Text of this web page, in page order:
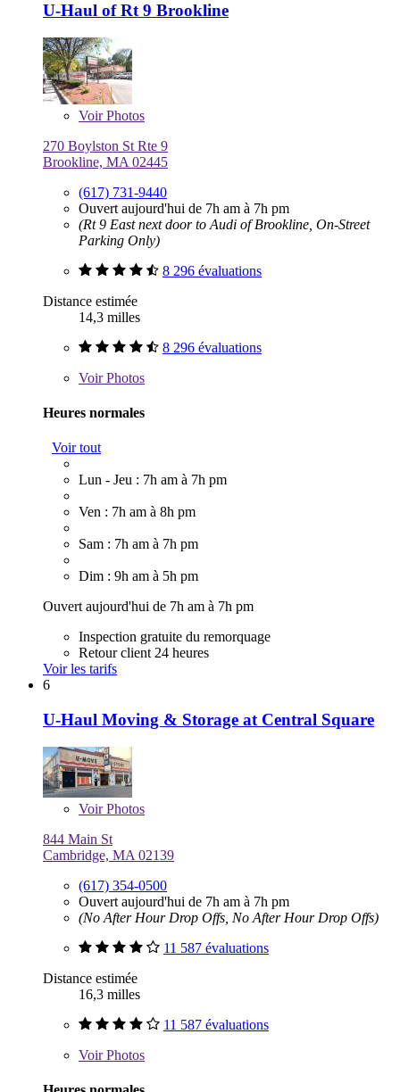
U-Haul of Rt 9 Brookline
VoirPhotos
270 Boylston St Rte 9
Brookline, MA 02445
(617) 731-9440
Ouvert aujourd'hui de 7h am à 7h pm
(Rt 9 East next door to Audi of Brookline, On-Street
Parking Only)
8 296 évaluations
Distance estimée
14,3 milles
8 296 évaluations
VoirPhotos
Heures normales
Voir tout
Lun - Jeu : 7h am à 7h pm
Ven : 7h am à 8h pm
Sam : 7h am à 7h pm
Dim : 9h am à 5h pm
Ouvert aujourd'hui de 7h am à 7h pm
Inspection gratuite du remorquage
Retour client 24 heures
Voir les tarifs
6
U-Haul Moving & Storage at Central Square
VoirPhotos
844 Main St
Cambridge, MA 02139
(617) 354-0500
Ouvert aujourd'hui de 7h am à 7h pm
(No After Hour Drop Offs, No After Hour Drop Offs)
11 587 évaluations
Distance estimée
16,3 milles
11 587 évaluations
VoirPhotos